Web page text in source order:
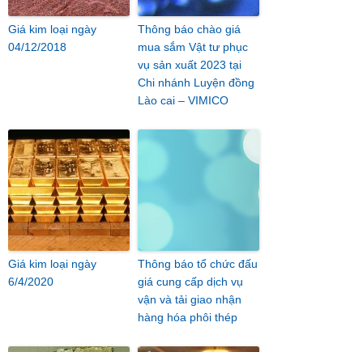
Giá kim loại ngày
04/12/2018
Thông báo chào giá
mua sắm Vật tư phục
vụ sản xuất 2023 tại
Chi nhánh Luyện đồng
Lào cai – VIMICO
Giá kim loại ngày
6/4/2020
Thông báo tổ chức đấu
giá cung cấp dịch vụ
vận và tải giao nhận
hàng hóa phôi thép